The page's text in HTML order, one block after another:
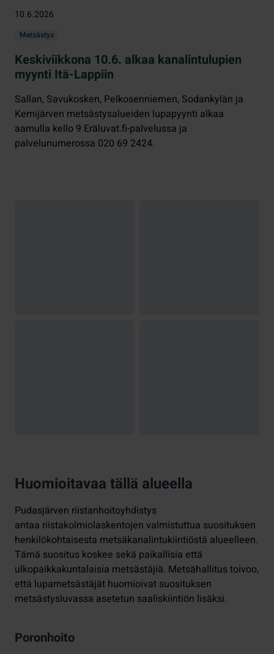
10.6.2026
Metsästys
Keskiviikkona 10.6. alkaa kanalintulupien
myynti Itä-Lappiin
Sallan, Savukosken, Pelkosenniemen, Sodankylän ja
Kemijärven metsästysalueiden lupapyynti alkaa
aamulla kello 9 Eräluvat.fi-palvelussa ja
palvelunumerossa 020 69 2424.
Huomioitavaa tällä alueella
Pudasjärven riistanhoitoyhdistys
antaa riistakolmiolaskentojen valmistuttua suosituksen
henkilökohtaisesta metsäkanalintukiintiöstä alueelleen.
Tämä suositus koskee sekä paikallisia että
ulkopaikkakuntalaisia metsästäjiä. Metsähallitus toivoo,
että lupametsästäjät huomioivat suosituksen
metsästysluvassa asetetun saaliskiintiön lisäksi.
Poronhoito